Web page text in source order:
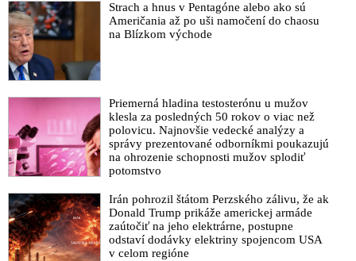
Strach a hnus v Pentagóne alebo ako sú
Američania až po uši namočení do chaosu
na Blízkom východe
Priemerná hladina testosterónu u mužov
klesla za posledných 50 rokov o viac než
polovicu. Najnovšie vedecké analýzy a
správy prezentované odborníkmi poukazujú
na ohrozenie schopnosti mužov splodiť
potomstvo
Irán pohrozil štátom Perzského zálivu, že ak
Donald Trump prikáže americkej armáde
zaútočiť na jeho elektrárne, postupne
odstaví dodávky elektriny spojencom USA
v celom regióne